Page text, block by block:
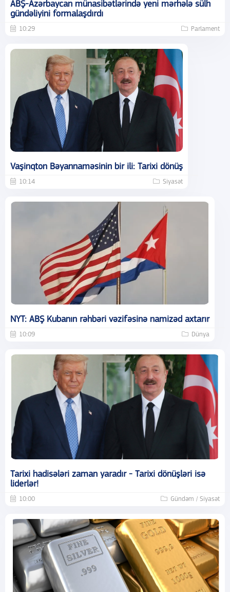
ABŞ-Azərbaycan münasibətlərində yeni mərhələ sülh
gündəliyini formalaşdırdı
10:29 Parlament
Vaşinqton Bəyannaməsinin bir ili: Tarixi dönüş
10:14 Siyasət
NYT: ABŞ Kubanın rəhbəri vəzifəsinə namizəd axtarır
10:09 Dünya
Tarixi hadisələri zaman yaradır - Tarixi dönüşləri isə
liderlər!
10:00 Gündəm / Siyasət